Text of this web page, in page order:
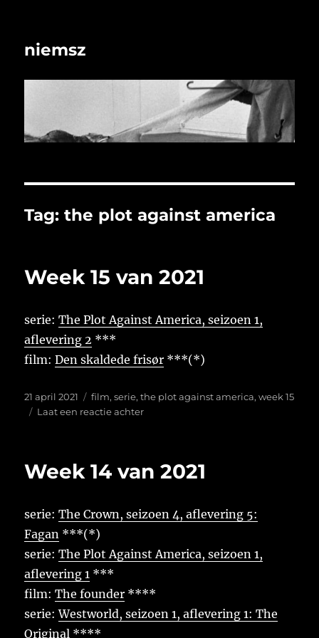
niemsz
Tag:the plot against america
Week 15 van 2021
serie:The Plot Against America, seizoen 1,
aflevering 2 ***
film:Den skaldede frisør ***(*)
Geplaatst
op
21 april 2021 Tags
film,serie,the plot against america,week 15
Laat een reactie achterop
2021
Week 14 van 2021
serie:The Crown, seizoen 4, aflevering 5:
Fagan ***(*)
serie:The Plot Against America, seizoen 1,
aflevering 1 ***
film:The founder ****
serie:Westworld, seizoen 1, aflevering 1: The
Original ****